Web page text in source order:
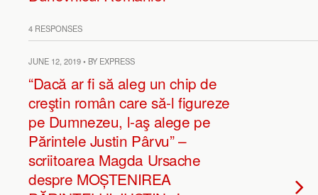
4 RESPONSES
JUNE 12, 2019 • BY EXPRESS
“Dacă ar fi să aleg un chip de
creştin român care să-l figureze
pe Dumnezeu, l-aş alege pe
Părintele Justin Pârvu” –
scriitoarea Magda Ursache
despre MOȘTENIREA